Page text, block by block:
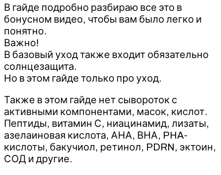
‌‌В гайде подробно разбираю все это в
бонусном видео, чтобы вам было легко и
понятно.
Важно!
‌В базовый уход также входит обязательно
солнцезащита.
‌Но в этом гайде только про уход.
Также в этом гайде нет сывороток с
активными компонентами, масок, кислот.
‌Пептиды, витамин С, ниацинамид, лизаты,
азелаиновая кислота, АНА, ВНА, PHA-
кислоты, бакучиол, ретинол, PDRN, эктоин,
СОД и другие.